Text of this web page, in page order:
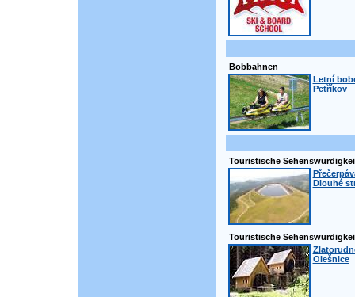
Bobbahnen
Letní
Petříkov
Touristische
Dlouhé
Touristische
Olešnice